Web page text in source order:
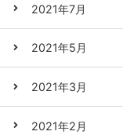
2021年7月
2021年5月
2021年3月
2021年2月